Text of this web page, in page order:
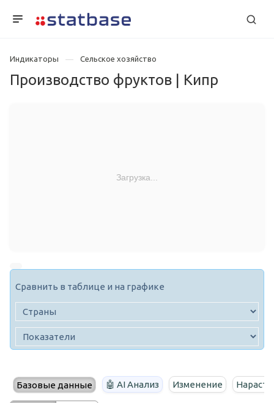
Индикаторы Сельское хозяйство
Производство фруктов | Кипр
Загрузка...
Сравнить в таблице и на графике
Базовые данные 🤖 AI Анализ Изменение